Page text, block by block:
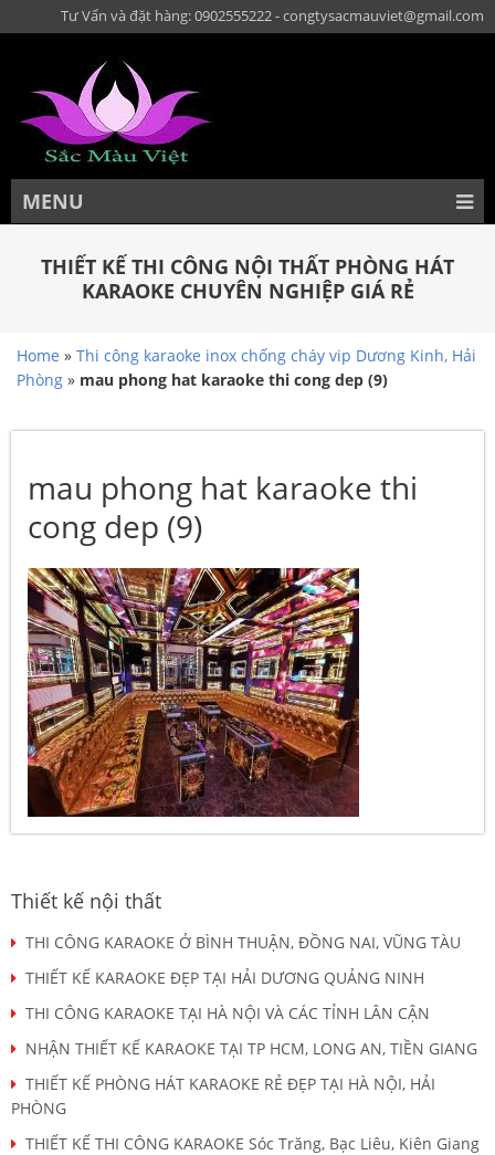
Tư Vấn và đặt hàng: 0902555222 - congtysacmauviet@gmail.com
MENU
THIẾT KẾ THI CÔNG NỘI THẤT PHÒNG HÁT
KARAOKE CHUYÊN NGHIỆP GIÁ RẺ
Home » Thi công karaoke inox chống cháy vip Dương Kinh, Hải
Phòng » mau phong hat karaoke thi cong dep (9)
mau phong hat karaoke thi
cong dep (9)
Thiết kế nội thất
THI CÔNG KARAOKE Ở BÌNH THUẬN, ĐỒNG NAI, VŨNG TÀU
THIẾT KẾ KARAOKE ĐẸP TẠI HẢI DƯƠNG QUẢNG NINH
THI CÔNG KARAOKE TẠI HÀ NỘI VÀ CÁC TỈNH LÂN CẬN
NHẬN THIẾT KẾ KARAOKE TẠI TP HCM, LONG AN, TIỀN GIANG
THIẾT KẾ PHÒNG HÁT KARAOKE RẺ ĐẸP TẠI HÀ NỘI, HẢI
PHÒNG
THIẾT KẾ THI CÔNG KARAOKE Sóc Trăng, Bạc Liêu, Kiên Giang